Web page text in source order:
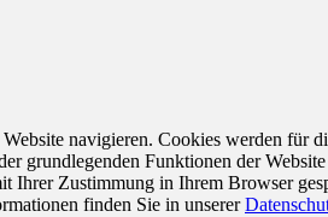
navigieren. Cookies werden für
grundlegenden Funktionen der
Ihrer Zustimmung in Ihrem Browser
finden Sie in unserer